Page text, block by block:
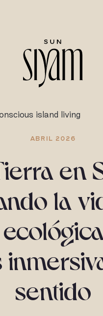
island living
ABRIL 2026
en
la
sentido